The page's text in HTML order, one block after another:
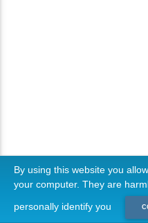
By using this website you
your computer. They are
personally identify you